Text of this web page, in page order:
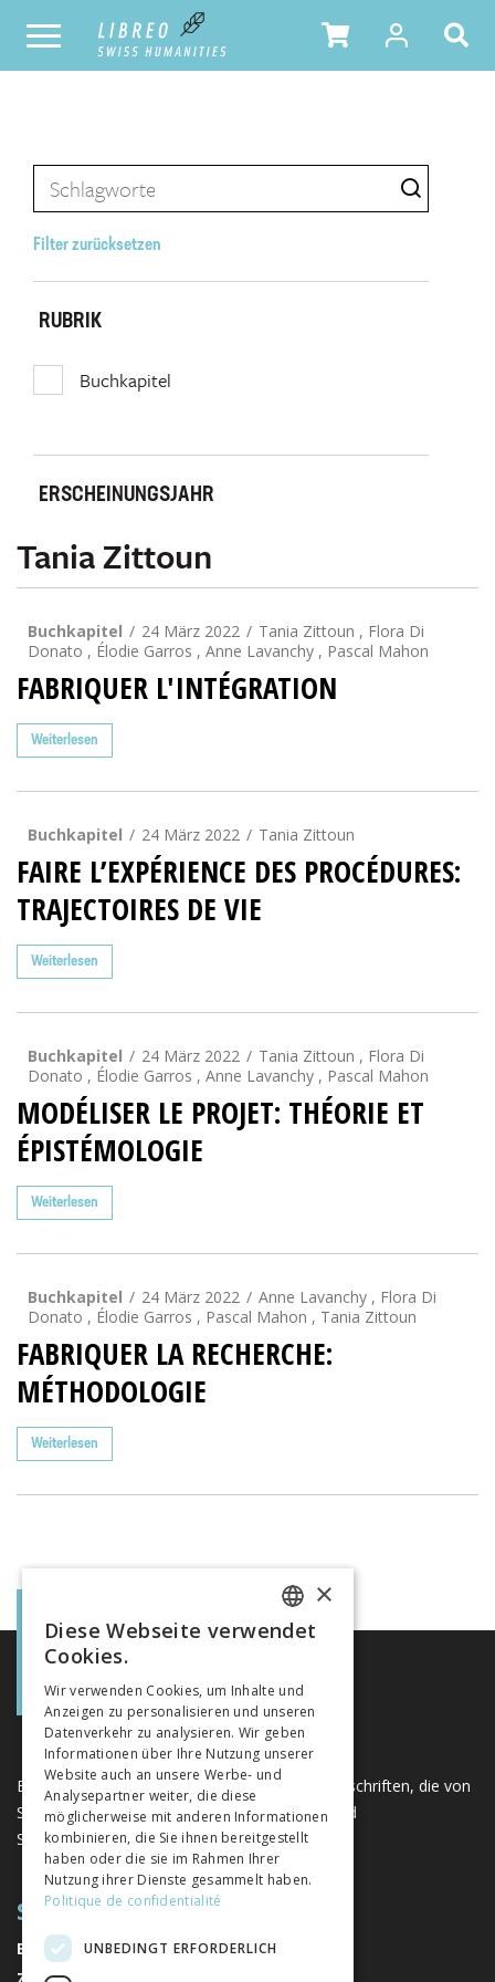
Filter zurücksetzen
RUBRIK
Buchkapitel
ERSCHEINUNGSJAHR
Tania Zittoun
Buchkapitel 24 März 2022
Tania Zittoun , Flora Di
Donato , Élodie Garros , Anne Lavanchy , Pascal Mahon
FABRIQUER L'INTÉGRATION
Weiterlesen
Buchkapitel 24 März 2022 Tania Zittoun
FAIRE L’EXPÉRIENCE DES PROCÉDURES:
TRAJECTOIRES DE VIE
Weiterlesen
Buchkapitel 24 März 2022
Tania Zittoun , Flora Di
Donato , Élodie Garros , Anne Lavanchy , Pascal Mahon
MODÉLISER LE PROJET: THÉORIE ET
ÉPISTÉMOLOGIE
Weiterlesen
Buchkapitel 24 März 2022
Anne Lavanchy , Flora Di
Donato , Élodie Garros , Pascal Mahon , Tania Zittoun
FABRIQUER LA RECHERCHE:
MÉTHODOLOGIE
Weiterlesen
Eine einzigartige Plattform für Bücher und Zeitschriften, die von
Schweizer Verlagen im Bereich der Geistes- und
Sozialwissenschaften herausgegeben werden.
SITEMAP
BÜCHER
FRENCH
ITALIAN
×
Diese Webseite verwendet
Cookies.
Wir verwenden Cookies, um Inhalte und
Anzeigen zu personalisieren und unseren
Datenverkehr zu analysieren. Wir geben
Informationen über Ihre Nutzung unserer
Website auch an unsere Werbe- und
Analysepartner weiter, die diese
möglicherweise mit anderen Informationen
kombinieren, die Sie ihnen bereitgestellt
haben oder die sie im Rahmen Ihrer
Nutzung ihrer Dienste gesammelt haben.
Politique de confidentialité
UNBEDINGT ERFORDERLICH